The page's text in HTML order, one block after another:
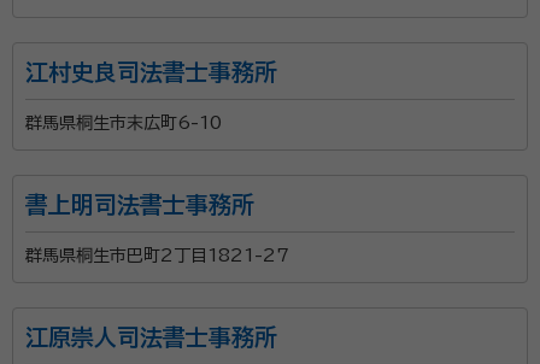
account_circle 満足度 5.0
ご利用時期：2026/4
面談の感想
契約後の感想
依頼後もまめに連絡を下さり書類のやり取りをしました。身の上話も含め
分割協議書の作成など相続に関する サポートを行って
江村史良司法書士事務所
群馬県桐生市末広町6-10
書上明司法書士事務所
群馬県桐生市巴町2丁目1821-27
江原崇人司法書士事務所